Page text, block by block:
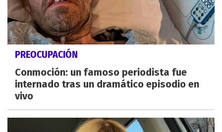
PREOCUPACIÓN
Conmoción: un famoso periodista fue
internado tras un dramático episodio en
vivo